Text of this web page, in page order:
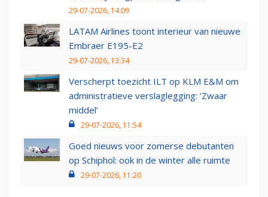
29-07-2026, 14:09
LATAM Airlines toont interieur van nieuwe
Embraer E195-E2
29-07-2026, 13:34
Verscherpt toezicht ILT op KLM E&M om
administratieve verslaglegging: ‘Zwaar
middel’
29-07-2026, 11:54
Goed nieuws voor zomerse debutanten
op Schiphol: ook in de winter alle ruimte
29-07-2026, 11:20